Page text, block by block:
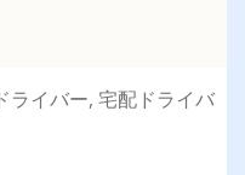
ライバー, 宅配ドライバ